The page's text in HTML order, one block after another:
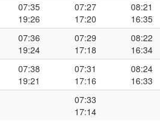
07:35
19:26
07:27
17:20
08:21
16:35
07:36
19:24
07:29
17:18
08:22
16:34
07:38
19:21
07:31
17:16
08:24
16:33
07:33
17:14